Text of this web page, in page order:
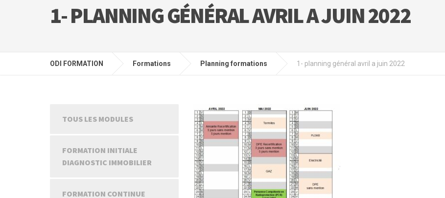
1- PLANNING GÉNÉRAL AVRIL A JUIN 2022
ODI FORMATION Formations Planning formations 1- planning général avril a juin 2022
TOUS LES MODULES
FORMATION INITIALE
DIAGNOSTIC IMMOBILIER
FORMATION CONTINUE